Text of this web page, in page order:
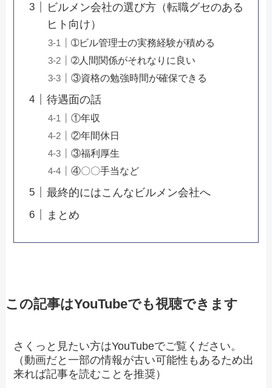
ビルメン会社の選び方（転職グセのある
ヒト向け）
➀ビル管理士の実務経験が積める
➁人間関係がそれなりに良い
③資格の勉強時間が確保できる
待遇面の話
①年収
②年間休日
③福利厚生
④〇〇手当など
最終的にはこんなビルメン会社へ
まとめ
この記事はYouTubeでも視聴できます
さくっと見たい方はYouTubeでご覧ください。
（動画だと一部の情報が古い可能性もあるため出
来れば記事を読むことを推奨）